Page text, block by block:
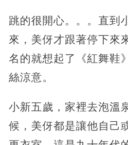
跳的很開心。。。直到
來，美伢才跟著停下來
名的就想起了《紅舞鞋
絲涼意。
小新五歲，家裡去泡溫
候，美伢都是讓他自己